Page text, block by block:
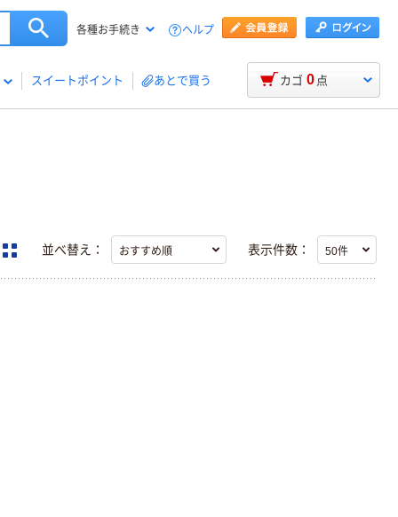
各種お手続き ヘルプ
スイートポイント あとで買う カゴ 0 点
並べ替え： 表示件数：